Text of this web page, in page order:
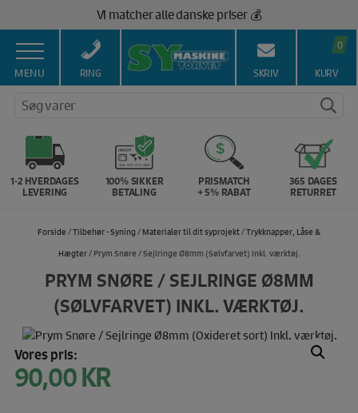
indholdet
Vi matcher alle danske priser 💰
MENU RING SKRIV
0
KURV
Søg varer
1-2 HVERDAGES
LEVERING
100% SIKKER
BETALING
PRISMATCH
+ 5% RABAT
365 DAGES
RETURRET
Forside /Tilbehør - Syning / Materialer til dit syprojekt/Trykknapper, Låse &
Hægter/ Prym Snøre / Sejlringe Ø8mm (Sølvfarvet) Inkl. værktøj.
PRYM SNØRE / SEJLRINGE Ø8MM
(SØLVFARVET) INKL. VÆRKTØJ.
Vores pris:
90,00KR